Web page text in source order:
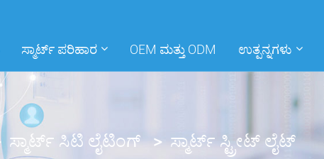
ಸ್ಮಾರ್ಟ್ ಪರಿಹಾರ OEM ಮತ್ತು ODM ಉತ್ಪನ್ನಗಳು
ಸ್ಮಾರ್ಟ್ ಸಿಟಿ ಲೈಟಿಂಗ್ ಸ್ಮಾರ್ಟ್ ಸ್ಟ್ರೀಟ್ ಲೈಟ್